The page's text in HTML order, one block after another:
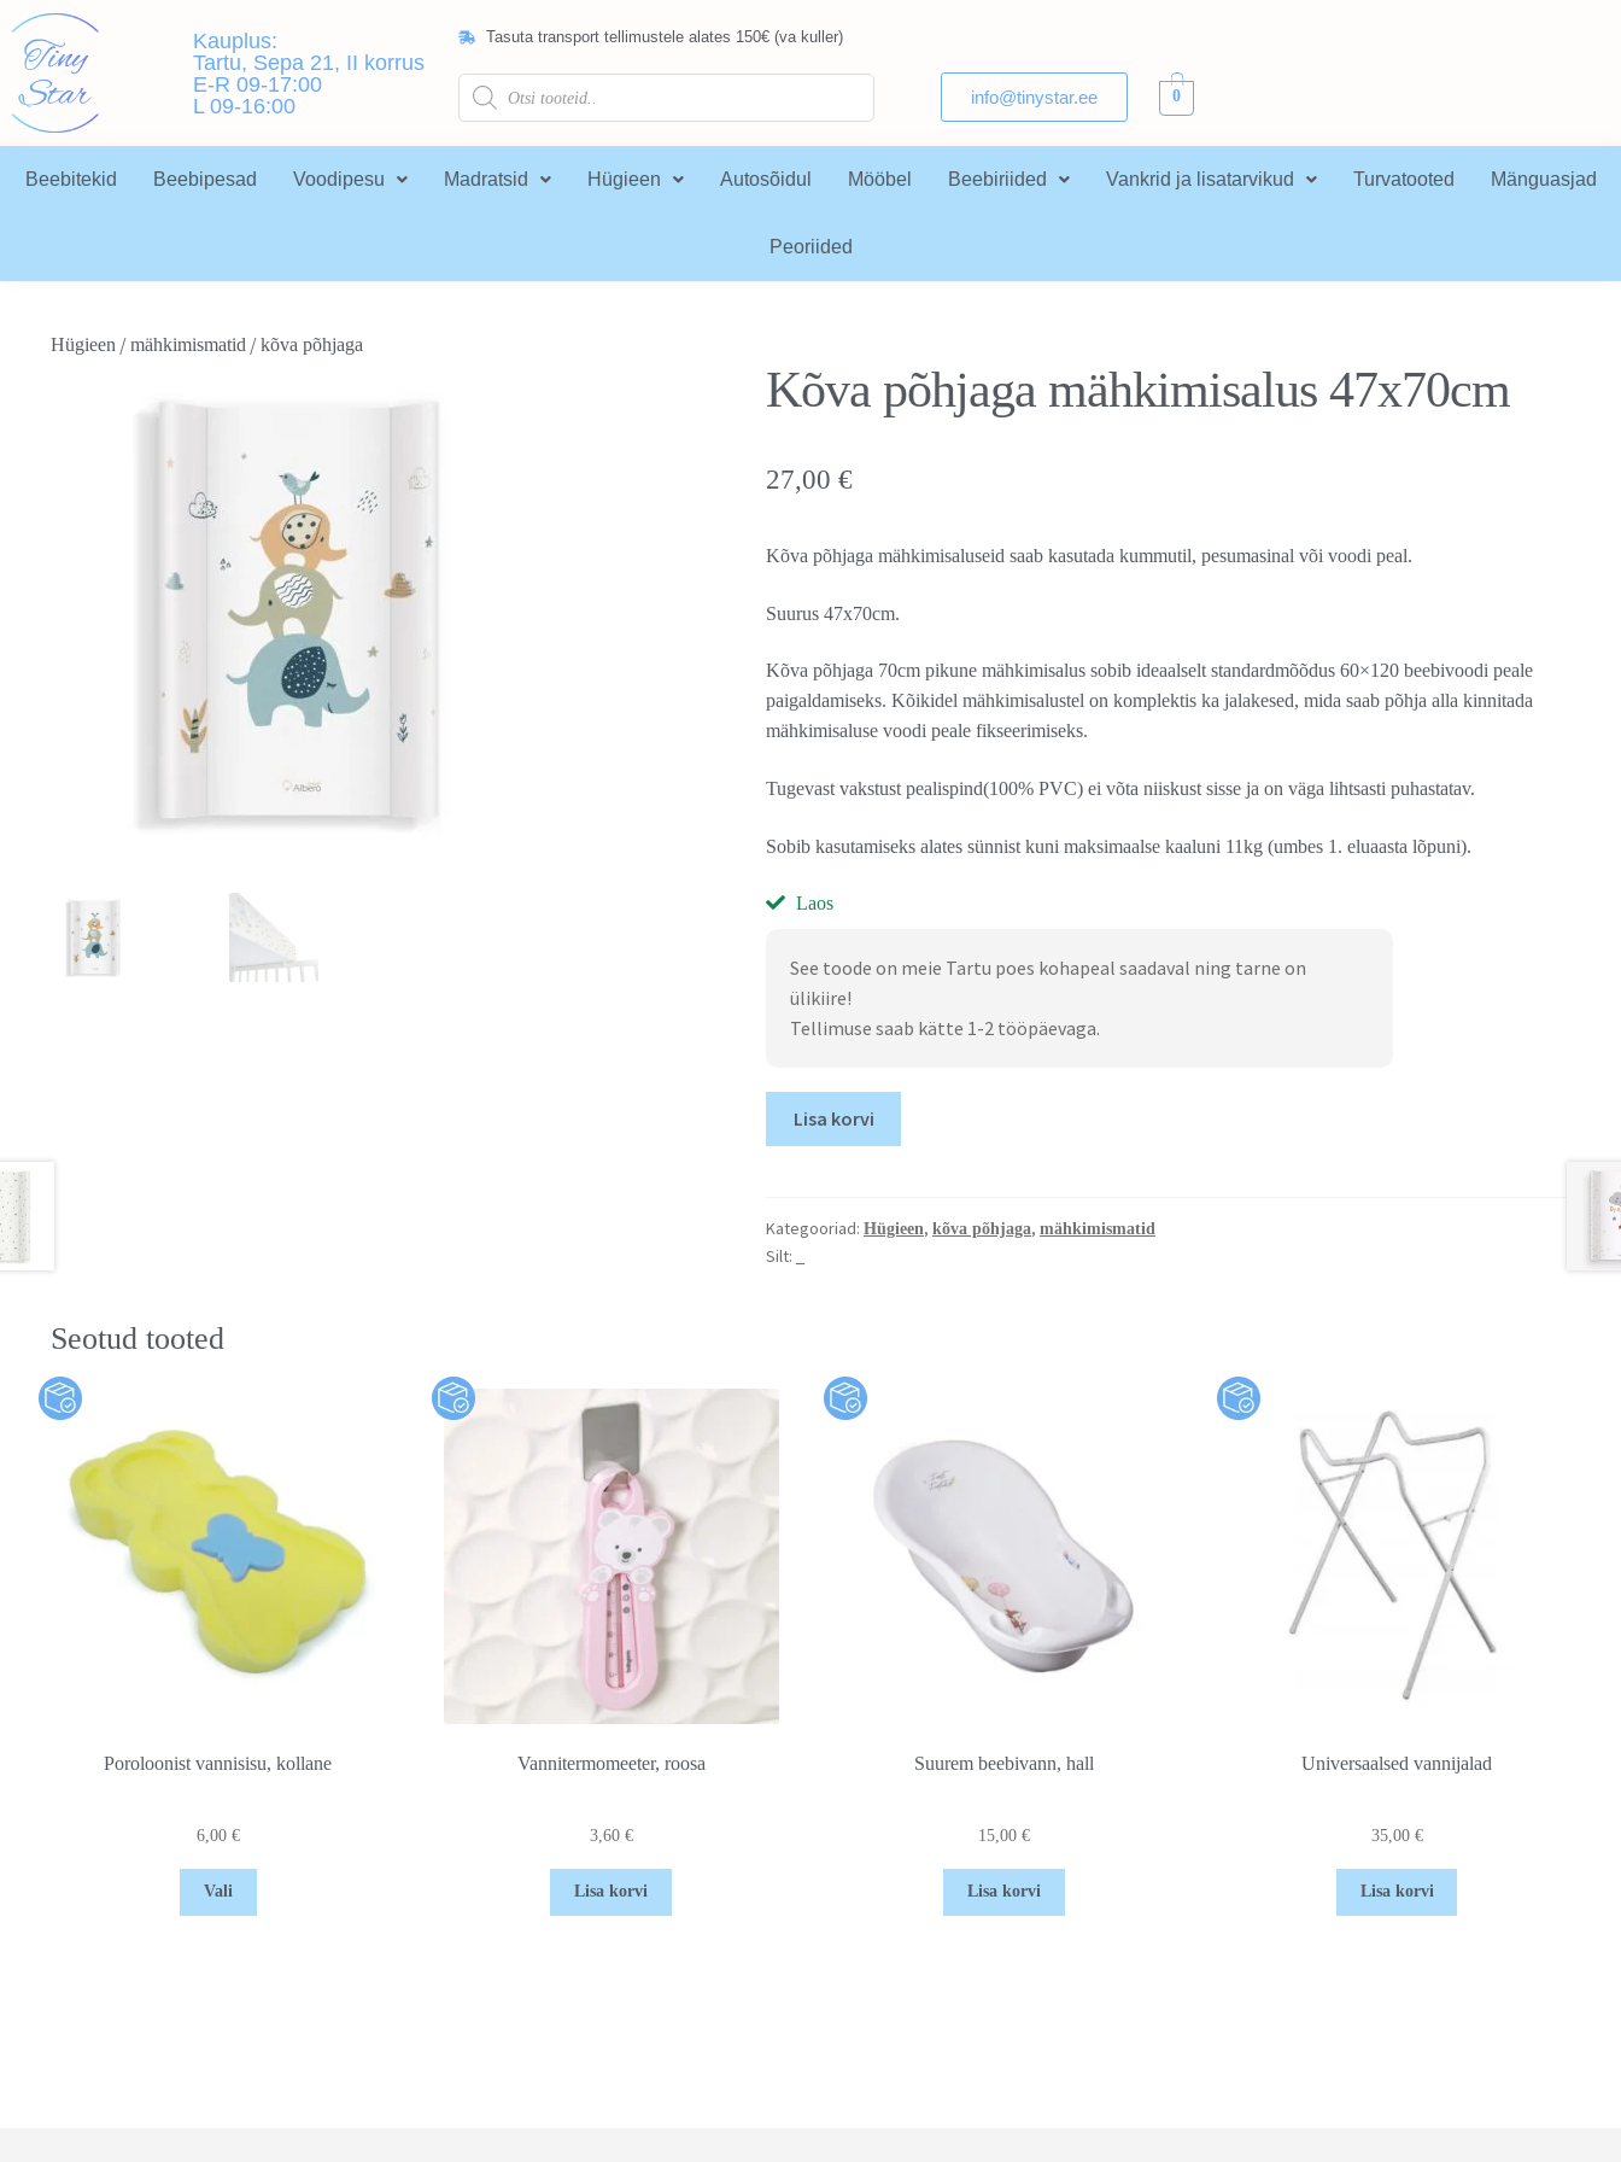
Kauplus:
Tartu, Sepa 21, II korrus
E-R 09-17:00
L 09-16:00
Tasuta transport tellimustele alates 150€ (va kuller)
info@tinystar.ee 0
Beebitekid Beebipesad Voodipesu Madratsid Hügieen Autosõidul Mööbel Beebiriided Vankrid ja lisatarvikud Turvatooted Mänguasjad
Peoriided
Hügieen/mähkimismatid/kõva põhjaga
Kõva põhjaga mähkimisalus 47x70cm
27,00 €
Kõva põhjaga mähkimisaluseid saab kasutada kummutil, pesumasinal või voodi peal.
Suurus 47x70cm.
Kõva põhjaga 70cm pikune mähkimisalus sobib ideaalselt standardmõõdus 60×120 beebivoodi peale
paigaldamiseks. Kõikidel mähkimisalustel on komplektis ka jalakesed, mida saab põhja alla kinnitada
mähkimisaluse voodi peale fikseerimiseks.
Tugevast vakstust pealispind(100% PVC) ei võta niiskust sisse ja on väga lihtsasti puhastatav.
Sobib kasutamiseks alates sünnist kuni maksimaalse kaaluni 11kg (umbes 1. eluaasta lõpuni).
Laos
See toode on meie Tartu poes kohapeal saadaval ning tarne on
ülikiire!
Tellimuse saab kätte 1-2 tööpäevaga.
Lisa korvi
Kategooriad: Hügieen, kõva põhjaga, mähkimismatid
Silt:
Seotud tooted
Poroloonist vannisisu, kollane
6,00 €
Vali
Vannitermomeeter, roosa
3,60 €
Lisa korvi
Suurem beebivann, hall
15,00 €
Lisa korvi
Universaalsed vannijalad
35,00 €
Lisa korvi